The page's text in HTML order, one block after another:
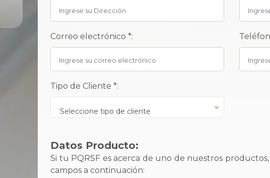
Correo electrónico *:
Tipo de Cliente *:
Seleccione tipo de cliente
Datos Producto:
Si tu PQRSF es acerca de uno de nuestros
campos a continuación: